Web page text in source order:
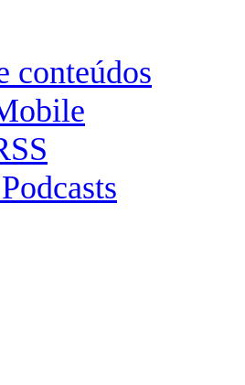
conteúdos